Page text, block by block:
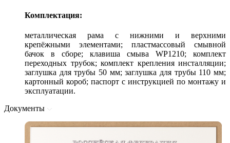
Комплектация:
металлическая рама с нижними и верхними
крепёжными элементами; пластмассовый смывной
бачок в сборе; клавиша смыва WP1210; комплект
переходных трубок; комплект крепления инсталляции;
заглушка для трубы 50 мм; заглушка для трубы 110 мм;
картонный короб; паспорт с инструкцией по монтажу и
эксплуатации.
Документы